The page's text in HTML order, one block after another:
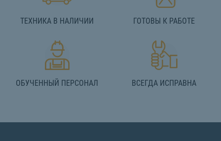
ТЕХНИКА В НАЛИЧИИ ГОТОВЫ К РАБОТЕ
ОБУЧЕННЫЙ ПЕРСОНАЛ ВСЕГДА ИСПРАВНА